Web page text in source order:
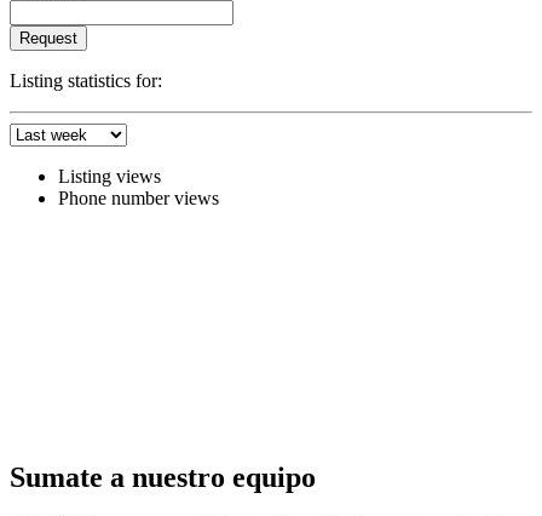
Request
Listing statistics for:
Listing views
Phone number views
Sumate a nuestro equipo